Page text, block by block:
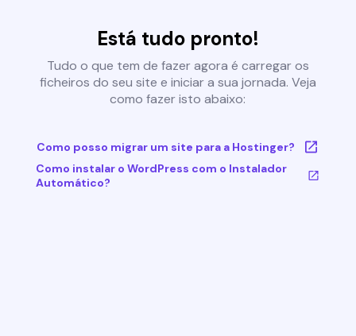
Está tudo pronto!
Tudo o que tem de fazer agora é carregar os
ficheiros do seu site e iniciar a sua jornada. Veja
como fazer isto abaixo:
Como posso migrar um site para a Hostinger?
Como instalar o WordPress com o Instalador
Automático?